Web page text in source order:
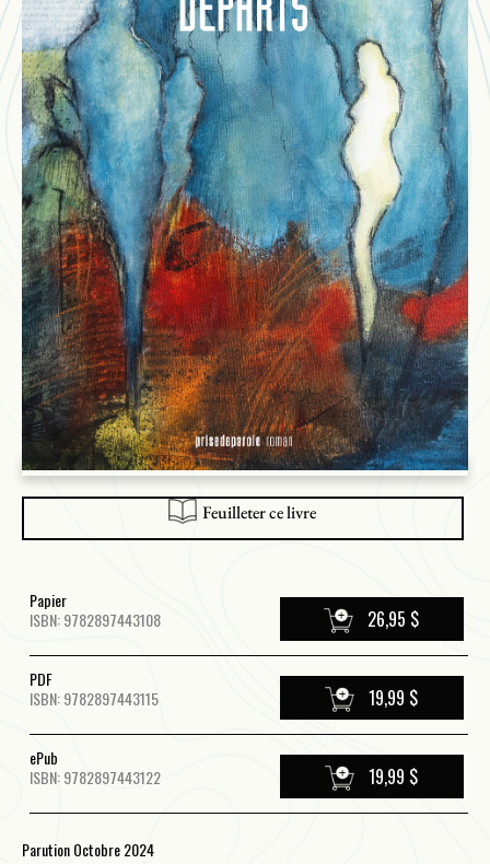
Feuilleter ce livre
Papier
ISBN: 9782897443108
26,95 $
PDF
ISBN: 9782897443115
19,99 $
ePub
ISBN: 9782897443122
19,99 $
Parution Octobre 2024